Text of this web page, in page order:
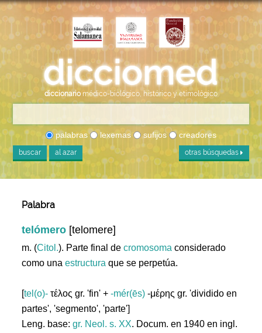
diccionario médico-biológico, histórico y etimológico
palabras lexemas sufijos creadores
buscar al azar otras búsquedas
Palabra
telómero [telomere]
m. (Citol.). Parte final decromosoma considerado
como unaestructura que se perpetúa.
[tel(o)- τέλος gr. 'fin' +-mér(ēs) -μέρης gr. 'dividido en
partes', 'segmento', 'parte']
Leng. base:gr. Neol. s. XX. Docum. en 1940 en ingl.